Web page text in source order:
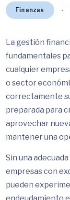
Finanzas
La gestión
fundamentales
cualquier
o sector
correctamente
preparada para
aprovechar
mantener una
Sin una
empresas con
pueden